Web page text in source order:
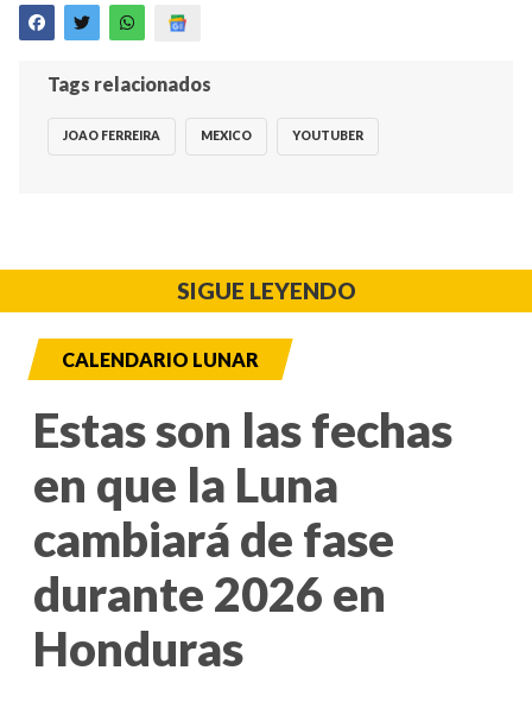
Tags relacionados
JOAO FERREIRA MEXICO YOUTUBER
SIGUE LEYENDO
CALENDARIO LUNAR
Estas son las fechas
en que la Luna
cambiará de fase
durante 2026 en
Honduras